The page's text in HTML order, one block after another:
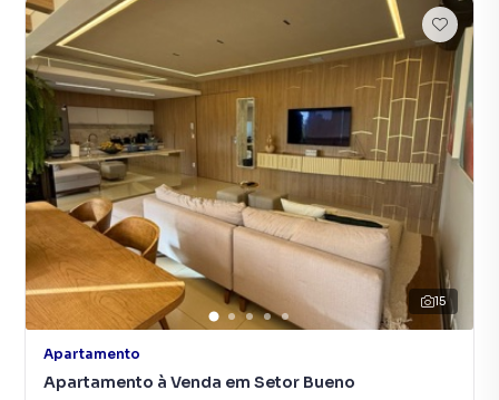
15
Apartamento
Apartamento à Venda em Setor Bueno